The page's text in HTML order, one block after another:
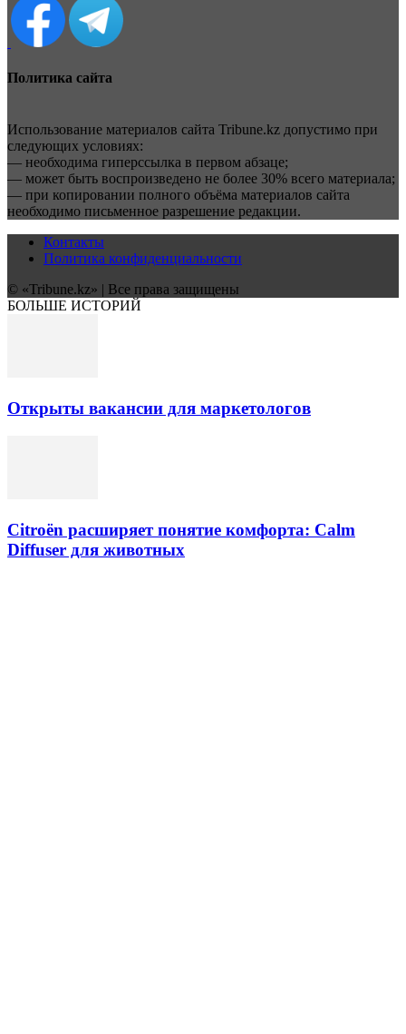
Политика сайта
Использование материалов сайта Tribune.kz допустимо при
следующих условиях:
— необходима гиперссылка в первом абзаце;
— может быть воспроизведено не более 30% всего материала;
— при копировании полного объёма материалов сайта
необходимо письменное разрешение редакции.
Контакты
Политика конфиденциальности
© «Tribune.kz» | Все права защищены
БОЛЬШЕ ИСТОРИЙ
Открыты вакансии для маркетологов
Citroën расширяет понятие комфорта: Calm
Diffuser для животных